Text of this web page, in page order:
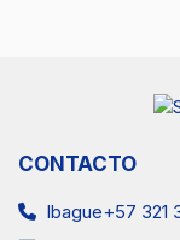
CONTACTO
Ibague+57 321